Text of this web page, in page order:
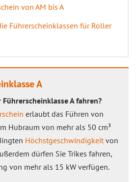
von AM bis A
Führerscheinklassen für Roller
A
A fahren?
erlaubt das Führen von
Hubraum von mehr als 50 cm³
Höchstgeschwindigkeitvon
dürfen Sie Trikes fahren,
von mehr als 15 kW verfügen.